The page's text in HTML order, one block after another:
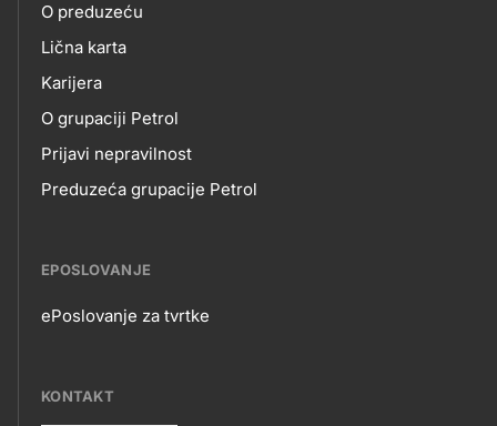
skupno.footer-
title???
O
NAMA
O preduzeću
Lična karta
Karijera
O grupaciji Petrol
Prijavi nepravilnost
Preduzeća grupacije Petrol
EPOSLOVANJE
ePoslovanje za tvrtke
KONTAKT